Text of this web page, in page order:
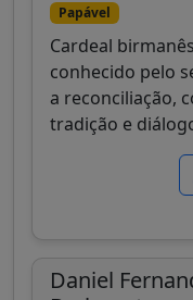
Papável
Cardeal
conhecido pelo
a reconciliação,
tradição e
Daniel